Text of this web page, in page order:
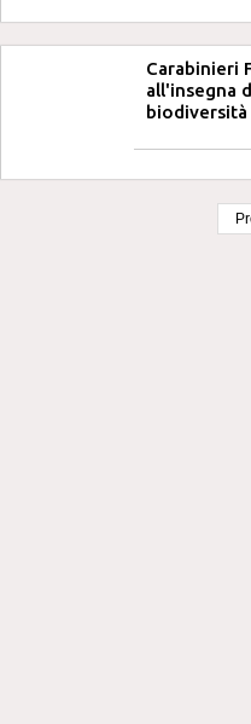
Carabinieri
all'insegna
biodiversità